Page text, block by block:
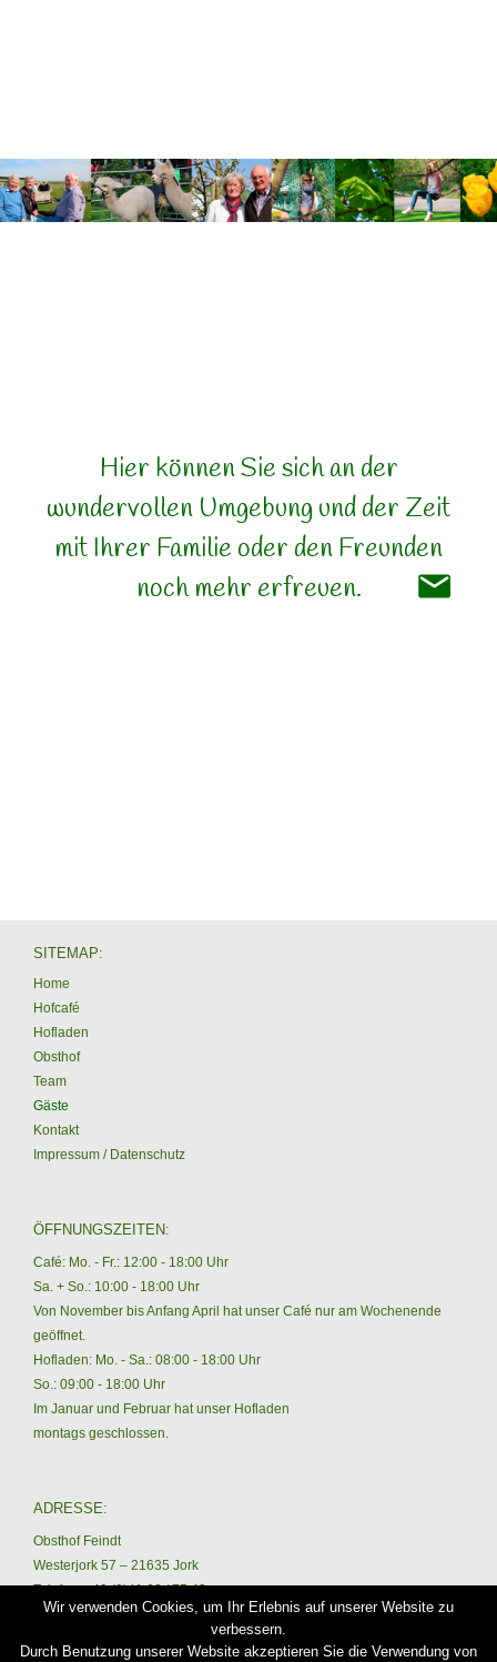
Hier können Sie sich an der
wundervollen Umgebung und der Zeit
mit Ihrer Familie oder den Freunden
noch mehr erfreuen.
SITEMAP:
Home
Hofcafé
Hofladen
Obsthof
Team
Gäste
Kontakt
Impressum / Datenschutz
ÖFFNUNGSZEITEN:
Café: Mo. - Fr.: 12:00 - 18:00 Uhr
Sa. + So.: 10:00 - 18:00 Uhr
Von November bis Anfang April hat unser Café nur am Wochenende
geöffnet.
Hofladen: Mo. - Sa.: 08:00 - 18:00 Uhr
So.: 09:00 - 18:00 Uhr
Im Januar und Februar hat unser Hofladen
montags geschlossen.
ADRESSE:
Obsthof Feindt
Westerjork 57 – 21635 Jork
Telefon: +49 (0)41 62 / 75 49
Email: info@hofladen-lore-feindt.de
Wir verwenden Cookies, um Ihr Erlebnis auf unserer Website zu
verbessern.
Durch Benutzung unserer Website akzeptieren Sie die Verwendung von